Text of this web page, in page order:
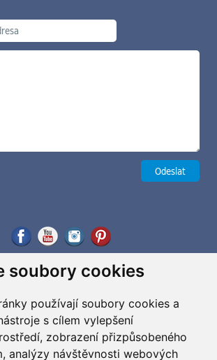
soubory cookies
používají soubory cookies a
s cílem vylepšení
zobrazení přizpůsobeného
analýzy návštěvnosti webových